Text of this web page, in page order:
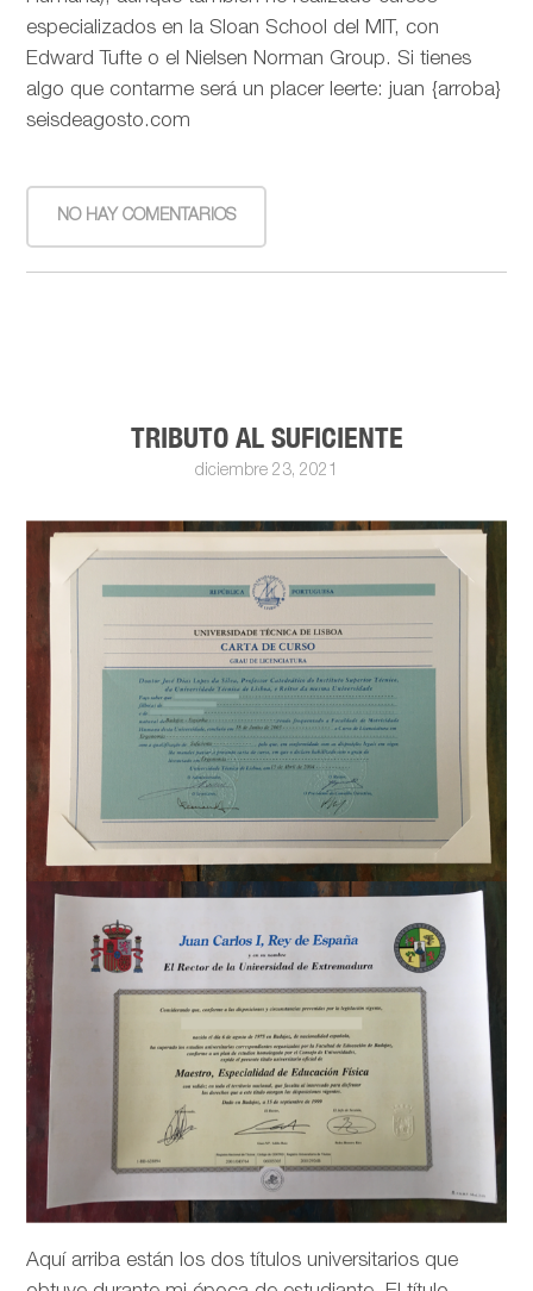
especializados en la Sloan School del MIT, con
Edward Tufte o el Nielsen Norman Group. Si tienes
algo que contarme será un placer leerte: juan {arroba}
seisdeagosto.com
NO HAY COMENTARIOS
TRIBUTO AL SUFICIENTE
diciembre 23, 2021
Aquí arriba están los dos títulos universitarios que